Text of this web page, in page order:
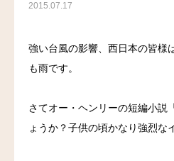
2015.07.17
強い台風の影響、西日本の皆様
も雨です。
さてオー・ヘンリーの短編小説
ょうか？子供の頃かなり強烈な
当院について
スタッフ紹介